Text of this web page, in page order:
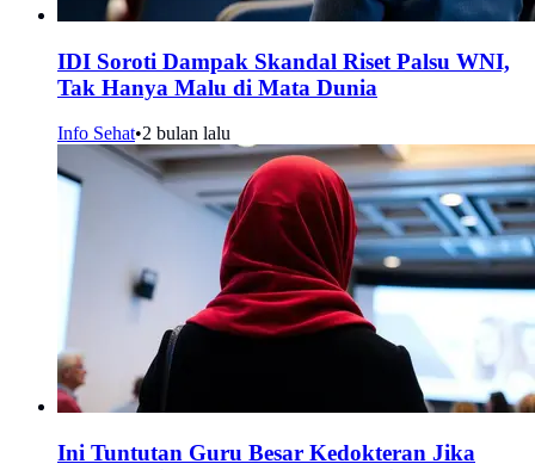
IDI Soroti Dampak Skandal Riset Palsu WNI,
Tak Hanya Malu di Mata Dunia
Info Sehat•2 bulan lalu
Ini Tuntutan Guru Besar Kedokteran Jika